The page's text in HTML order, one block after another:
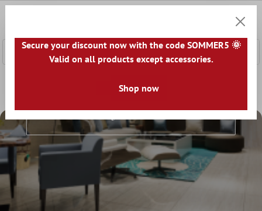
Koszyk
Wylewka
Wylewka
Secure your discount now with the code SOMMER5 🌞
Valid on all products except accessories.
Shop now